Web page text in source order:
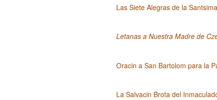
Las Siete Alegras de la
Letanas a Nuestra Madre de
Oracin a San Bartolom para la
La Salvacin Brota del